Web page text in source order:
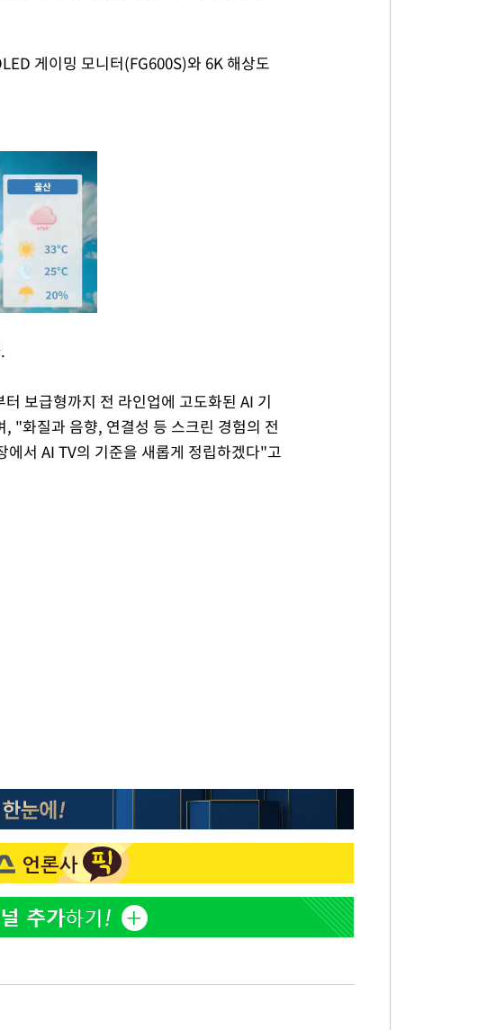
게이밍 모니터(FG600S)와 6K 해상도
보급형까지 전 라인업에 고도화된 AI 기
"화질과 음향, 연결성 등 스크린 경험의 전
서 AI TV의 기준을 새롭게 정립하겠다"고